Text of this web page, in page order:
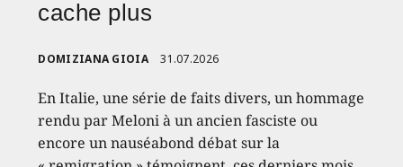
cache plus
DOMIZIANA GIOIA 31.07.2026
En Italie, une série de faits divers, un hommage
rendu par Meloni à un ancien fasciste ou
encore un nauséabond débat sur la